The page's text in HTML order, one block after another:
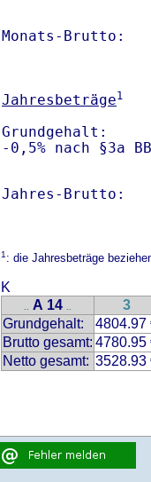
Monats-
Jahresbeträge1
Grundgehalt:
-0,5% nach §3a
Jahres-
1: die Jahresbeträge
K
.. A 14 .. 3
Grundgehalt:
4804.97
Brutto gesamt: 4780.95
Netto gesamt: 3528.93